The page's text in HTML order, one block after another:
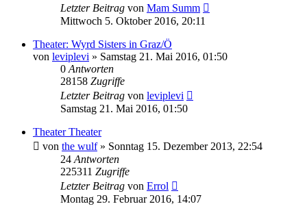
Letzter Beitrag von Mam Summ
Mittwoch 5. Oktober 2016, 20:11
Theater: Wyrd Sisters in Graz/Ö
von leviplevi » Samstag 21. Mai 2016, 01:50
0 Antworten
28158 Zugriffe
Letzter Beitrag von leviplevi
Samstag 21. Mai 2016, 01:50
Theater Theater
von the wulf» Sonntag 15. Dezember 2013, 22:54
24 Antworten
225311 Zugriffe
Letzter Beitrag von Errol
Montag 29. Februar 2016, 14:07